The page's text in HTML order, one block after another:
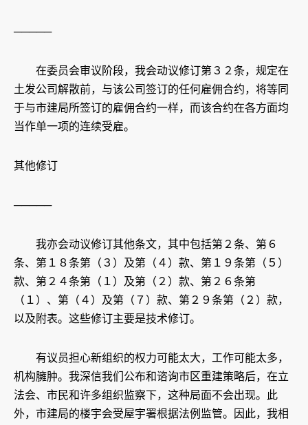
─────
在委员会审议阶段，我会动议修订第３２条，规定在
土发公司解散前，与该公司签订的任何雇佣合约，将等同
于与市建局所签订的雇佣合约一样，而该合约在各方面均
当作单一项的连续受雇。
其他修订
─────
我亦会动议修订其他条文，其中包括第２条、第６
条、第１８条第（３）及第（４）款、第１９条第（５）
款、第２４条第（１）及第（２）款、第２６条第
（１）、第（４）及第（７）款、第２９条第（２）款，
以及附表。这些修订主要是技术修订。
有议员担心新组织的权力可能太大，工作可能太多，
机构臃肿。我深信我们公布和谘询市区重建策略后，在立
法会、市民和许多组织监察下，这种局面不会出现。此
外，市建局的楼宇会受屋宇署根据法例监管。因此，我相